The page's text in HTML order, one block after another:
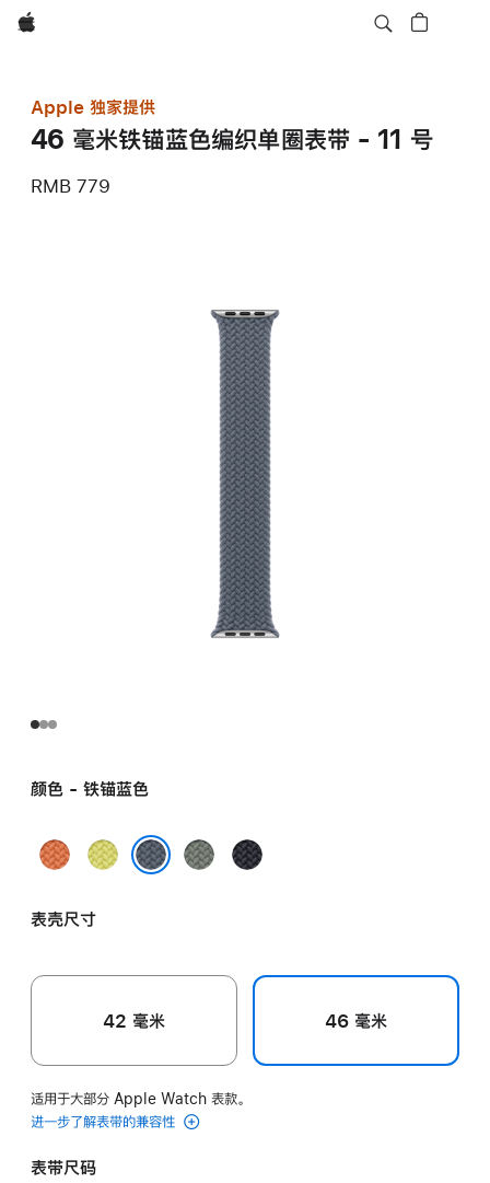
Apple
Apple 独家提供
46 毫米铁锚蓝色编织单圈表带 - 11 号
RMB 779
颜色 - 铁锚蓝色
姜
末
霓
黄
灰
午
表壳尺寸
42 毫米 46 毫米
适用于大部分 Apple Watch 表款。
进一步了解表带的兼容性
表带尺码